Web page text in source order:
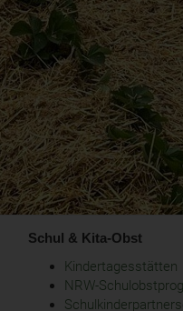
Schul & Kita-Obst
Kindertagesstätten
NRW-